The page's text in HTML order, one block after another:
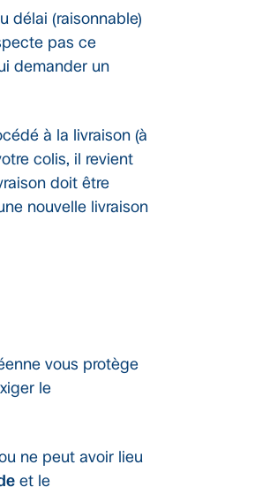
délai (raisonnable)
pas ce
demander un
à la livraison (à
colis, il revient
doit être
nouvelle livraison
vous protège
le
ne peut avoir lieu
et le